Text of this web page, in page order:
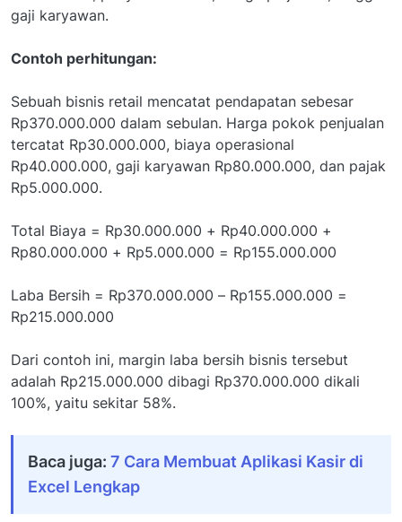
gaji karyawan.
Contoh perhitungan:
Sebuah bisnis retail mencatat pendapatan sebesar
Rp370.000.000 dalam sebulan. Harga pokok penjualan
tercatat Rp30.000.000, biaya operasional
Rp40.000.000, gaji karyawan Rp80.000.000, dan pajak
Rp5.000.000.
Total Biaya = Rp30.000.000 + Rp40.000.000 +
Rp80.000.000 + Rp5.000.000 = Rp155.000.000
Laba Bersih = Rp370.000.000 – Rp155.000.000 =
Rp215.000.000
Dari contoh ini, margin laba bersih bisnis tersebut
adalah Rp215.000.000 dibagi Rp370.000.000 dikali
100%, yaitu sekitar 58%.
Baca juga: 7 Cara Membuat Aplikasi Kasir di
Excel Lengkap